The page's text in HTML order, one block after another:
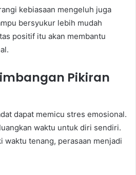
kebiasaan mengeluh juga
bersyukur lebih mudah
positif itu akan membantu
Pikiran
dapat memicu stres emosional.
waktu untuk diri sendiri.
waktu tenang, perasaan menjadi